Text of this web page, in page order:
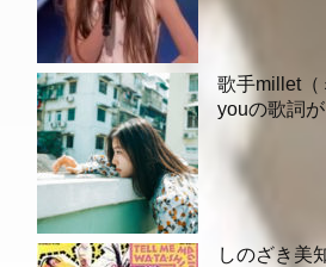
歌手millet（
youの歌詞が
しのざき美